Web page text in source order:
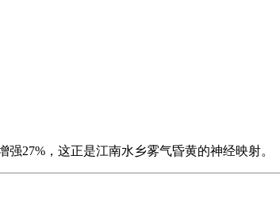
27%，这正是江南水乡雾气昏黄的神经映射。